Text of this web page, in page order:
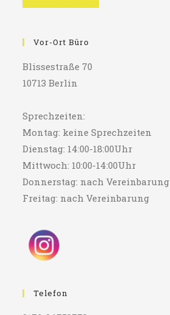
Vor-Ort Büro
Blissestraße 70
10713 Berlin
Sprechzeiten:
Montag: keine Sprechzeiten
Dienstag: 14:00-18:00Uhr
Mittwoch: 10:00-14:00Uhr
Donnerstag: nach Vereinbarung
Freitag: nach Vereinbarung
Telefon